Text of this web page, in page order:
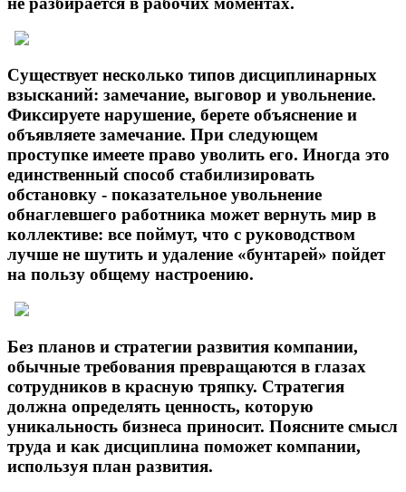
Существует несколько типов дисциплинарных
взысканий: замечание, выговор и увольнение.
Фиксируете нарушение, берете объяснение и
объявляете замечание. При следующем
проступке имеете право уволить его. Иногда это
единственный способ стабилизировать
обстановку - показательное увольнение
обнаглевшего работника может вернуть мир в
коллективе: все поймут, что с руководством
лучше не шутить и удаление «бунтарей» пойдет
на пользу общему настроению.
Без планов и стратегии развития компании,
обычные требования превращаются в глазах
сотрудников в красную тряпку. Стратегия
должна определять ценность, которую
уникальность бизнеса приносит. Поясните смысл
труда и как дисциплина поможет компании,
используя план развития.